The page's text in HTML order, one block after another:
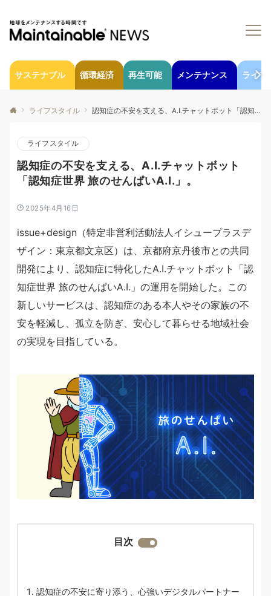
サステナブル 循環経済 再生可能 メンテナンス ライフ
ライフスタイル 認知症の不安を支える、A.I.チャットボット「認知症世界 旅のせんぱいA.I.」。
ライフスタイル
認知症の不安を支える、A.I.チャットボット
「認知症世界 旅のせんぱいA.I.」。
2025年4月16日
issue+design（特定非営利活動法人イシュープラスデ
ザイン：東京都文京区）は、京都府京丹後市との共同
開発により、認知症に特化したA.I.チャットボット「認
知症世界 旅のせんぱいA.I.」の運用を開始した。この
新しいサービスは、認知症のある本人やその家族の不
安を軽減し、孤立を防ぎ、安心して暮らせる地域社会
の実現を目指している。
目次
認知症の不安に寄り添う、心強いデジタルパートナー